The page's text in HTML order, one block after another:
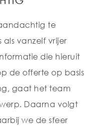
te
vanzelf vrijer
die hieruit
de offerte op basis
gaat het team
Daarna volgt
we de sfeer